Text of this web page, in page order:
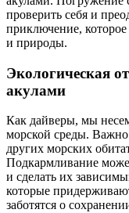
проверить себя и
приключение,
и природы.
Экологическая
акулами
Как дайверы, мы
морской среды. Важно
других морских
Подкармливание
и сделать их
которые
заботятся о